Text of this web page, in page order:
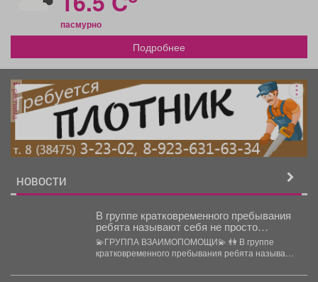
пасмурно
Подробнее
реклама
НОВОСТИ
В группе кратковременного пребывания
ребята называют себя не просто
группой, а "группой взаимопомощи".
💫ГРУППА ВЗАИМОПОМОЩИ💫 👫 В группе
кратковременного пребывания ребята называют